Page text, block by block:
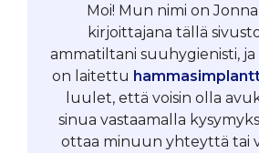
Moi! Mun nimi on
kirjoittajana tällä
ammatiltani suuhygienisti, ja
on laitettu
luulet, että voisin olla
sinua vastaamalla
ottaa minuun yhteyttä tai